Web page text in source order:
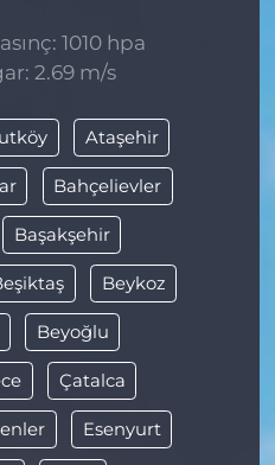
1010 hpa
2.69 m/s
Ataşehir
Bahçelievler
Başakşehir
Beykoz
Beyoğlu
Çatalca
Esenyurt